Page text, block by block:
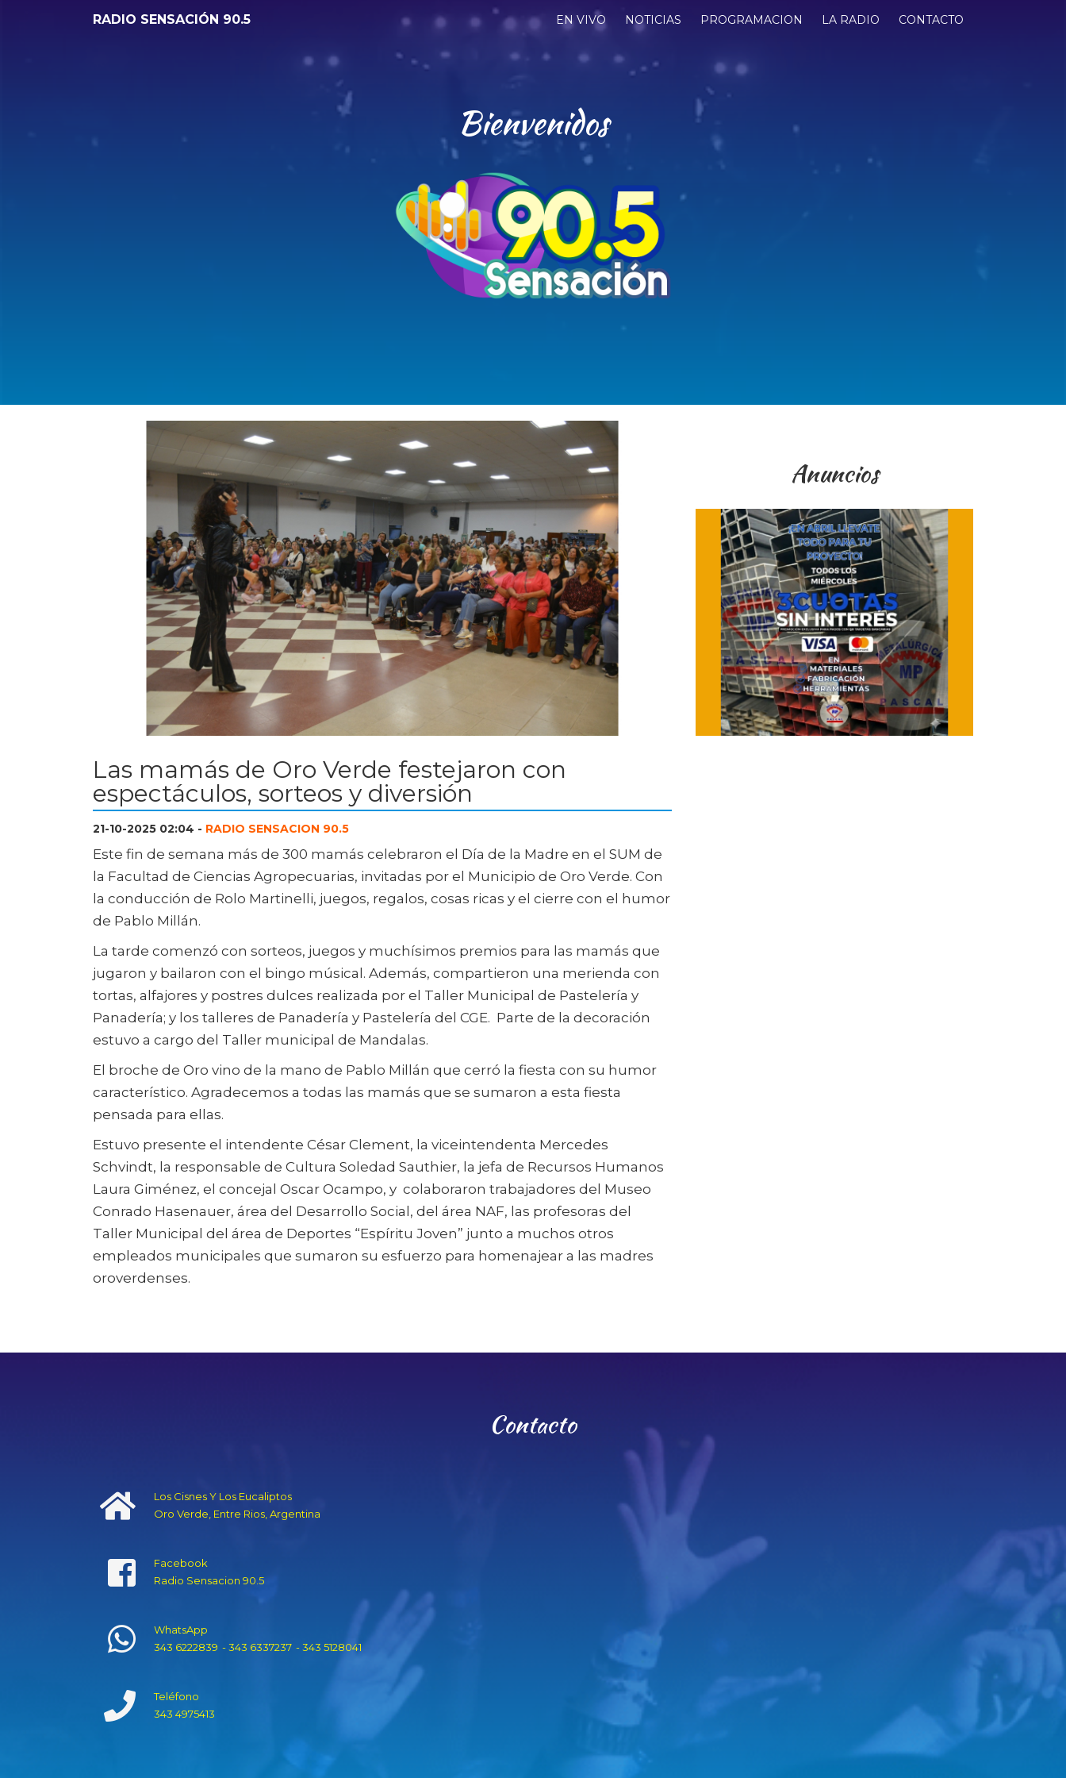
RADIO SENSACIÓN 90.5 EN VIVO NOTICIAS PROGRAMACION LA RADIO CONTACTO
Bienvenidos
Sentí tu mejor música
RS90.5
Oro Verde - E.R Argentina
Las mamás de Oro Verde festejaron con
espectáculos, sorteos y diversión
21-10-2025 02:04 - RADIO SENSACION 90.5
Este fin de semana más de 300 mamás celebraron el Día de la Madre en el SUM de
la Facultad de Ciencias Agropecuarias, invitadas por el Municipio de Oro Verde. Con
la conducción de Rolo Martinelli, juegos, regalos, cosas ricas y el cierre con el humor
de Pablo Millán.
La tarde comenzó con sorteos, juegos y muchísimos premios para las mamás que
jugaron y bailaron con el bingo músical. Además, compartieron una merienda con
tortas, alfajores y postres dulces realizada por el Taller Municipal de Pastelería y
Panadería; y los talleres de Panadería y Pastelería del CGE. Parte de la decoración
estuvo a cargo del Taller municipal de Mandalas.
El broche de Oro vino de la mano de Pablo Millán que cerró la fiesta con su humor
característico. Agradecemos a todas las mamás que se sumaron a esta fiesta
pensada para ellas.
Estuvo presente el intendente César Clement, la viceintendenta Mercedes
Schvindt, la responsable de Cultura Soledad Sauthier, la jefa de Recursos Humanos
Laura Giménez, el concejal Oscar Ocampo, y colaboraron trabajadores del Museo
Conrado Hasenauer, área del Desarrollo Social, del área NAF, las profesoras del
Taller Municipal del área de Deportes “Espíritu Joven” junto a muchos otros
empleados municipales que sumaron su esfuerzo para homenajear a las madres
oroverdenses.
Anuncios
Contacto
Los Cisnes Y Los Eucaliptos
Oro Verde, Entre Rios, Argentina
Facebook
Radio Sensacion 90.5
WhatsApp
343 6222839 - 343 6337237 - 343 5128041
Teléfono
343 4975413